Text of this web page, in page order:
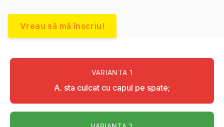
Vreau să mă înscriu!
VARIANTA 1
A. sta culcat cu capul pe spate;